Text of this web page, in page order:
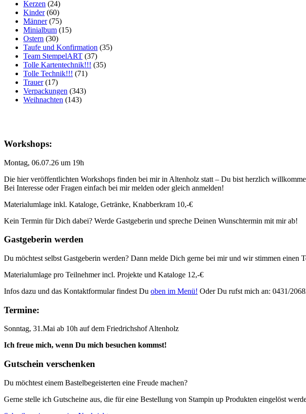
Kerzen (24)
Kinder(60)
Männer(75)
Minialbum (15)
Ostern (30)
Taufe und Konfirmation (35)
Team StempelART (37)
Tolle Kartentechnik!!! (35)
Tolle Technik!!! (71)
Trauer(17)
Verpackungen (343)
Weihnachten (143)
Workshops:
Montag, 06.07.26 um 19h
Die hier veröffentlichten Workshops finden bei mir in Altenholz statt – Du bist herzlich
Bei Interesse oder Fragen einfach bei mir melden oder gleich anmelden!
Materialumlage inkl. Kataloge, Getränke, Knabberkram 10,-€
Kein Termin für Dich dabei? Werde Gastgeberin und spreche Deinen Wunschtermin mit mir ab!
Gastgeberin werden
Du möchtest selbst Gastgeberin werden? Dann melde Dich gerne bei mir und wir stimmen einen
Materialumlage pro Teilnehmer incl. Projekte und Kataloge 12,-€
Infos dazu und das Kontaktformular findest Du oben im Menü! Oder Du rufst mich an: 0431/
Termine:
Sonntag, 31.Mai ab 10h auf dem Friedrichshof Altenholz
Ich freue mich, wenn Du mich besuchen kommst!
Gutschein verschenken
Du möchtest einem Bastelbegeisterten eine Freude machen?
Gerne stelle ich Gutscheine aus, die für eine Bestellung von Stampin up Produkten eingelöst